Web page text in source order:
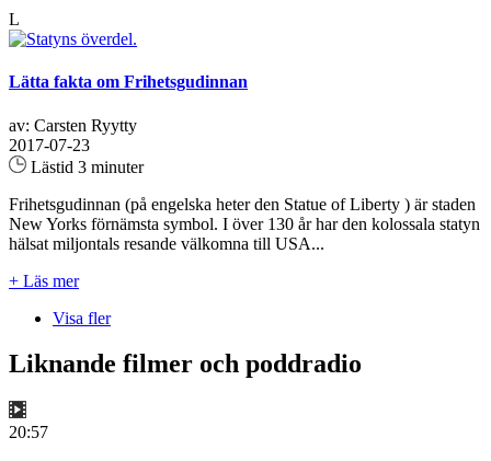
L
Lätta fakta om Frihetsgudinnan
av: Carsten Ryytty
2017-07-23
Lästid 3 minuter
Frihetsgudinnan (på engelska heter den Statue of Liberty ) är staden
New Yorks förnämsta symbol. I över 130 år har den kolossala statyn
hälsat miljontals resande välkomna till USA...
+ Läs mer
Visa fler
Liknande filmer och poddradio
20:57